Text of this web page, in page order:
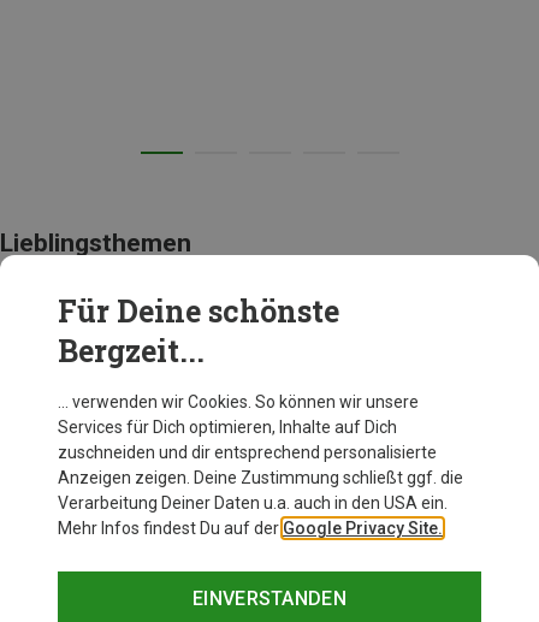
Lieblingsthemen
YOGA-HOODIES
Für Deine schönste
Bergzeit...
… verwenden wir Cookies. So können wir unsere
Services für Dich optimieren, Inhalte auf Dich
zuschneiden und dir entsprechend personalisierte
Anzeigen zeigen. Deine Zustimmung schließt ggf. die
Verarbeitung Deiner Daten u.a. auch in den USA ein.
Mehr Infos findest Du auf der Google Privacy Site.
EINVERSTANDEN